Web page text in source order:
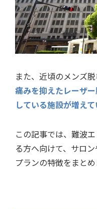
また、近頃のメンズ
痛みを抑えたレーザ
している施設が増えて
この記事では、難波
る方へ向けて、サロ
プランの特徴をまとめ